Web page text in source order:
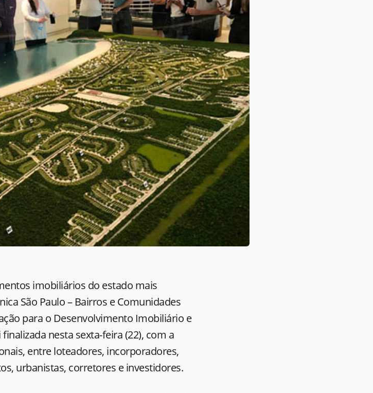
imobiliários do estado mais
São Paulo – Bairros e Comunidades
para o Desenvolvimento Imobiliário e
nesta sexta-feira (22), com a
entre loteadores, incorporadores,
urbanistas, corretores e investidores.